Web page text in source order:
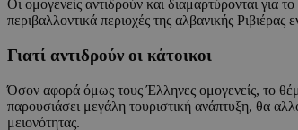
Οι ομογενείς αντιδρούν και διαμαρτύρονται για
περιβαλλοντικά περιοχές της αλβανικής
Γιατί αντιδρούν οι κάτοικοι
Όσον αφορά όμως τους Έλληνες ομογενείς, το
παρουσιάσει μεγάλη τουριστική ανάπτυξη, θα
μειονότητας.